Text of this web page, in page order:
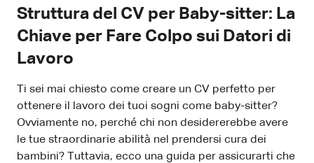
Struttura del CV per Baby-sitter: La
Chiave per Fare Colpo sui Datori di
Lavoro
Ti sei mai chiesto come creare un CV perfetto per
ottenere il lavoro dei tuoi sogni come baby-sitter?
Ovviamente no, perché chi non desidererebbe avere
le tue straordinarie abilità nel prendersi cura dei
bambini? Tuttavia, ecco una guida per assicurarti che